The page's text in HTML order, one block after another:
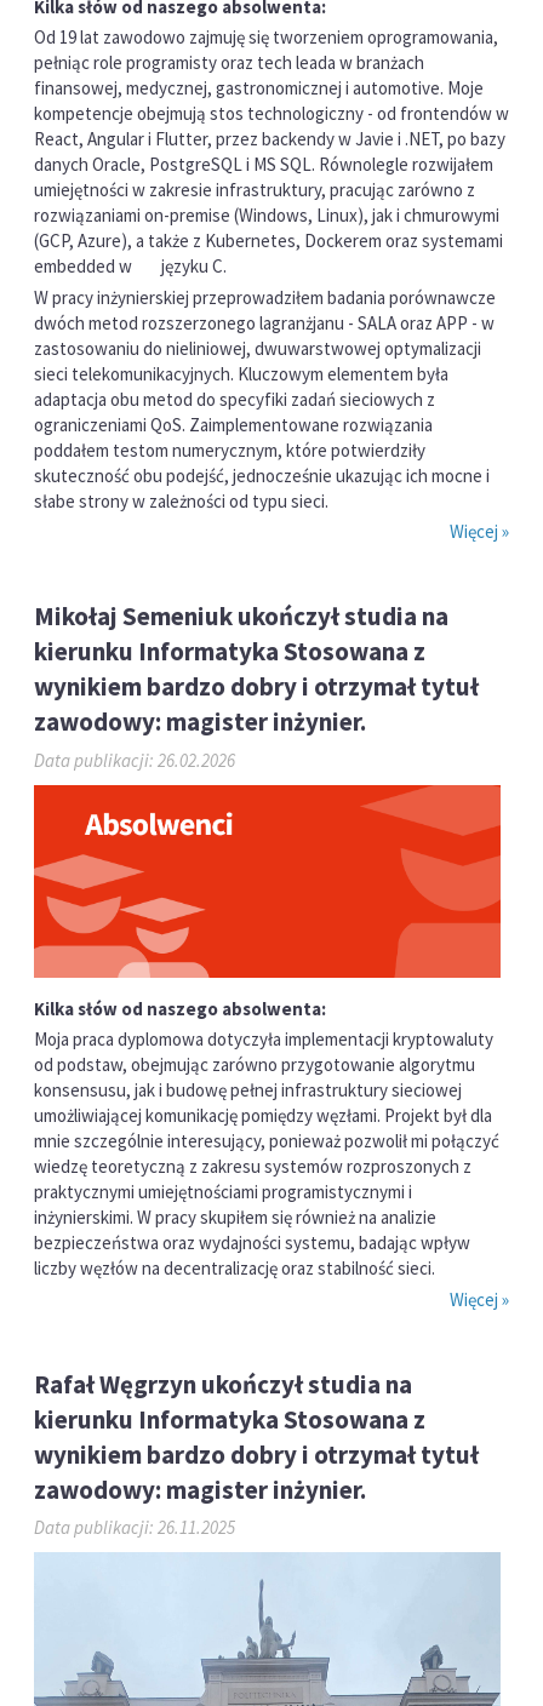
Kilka słów od naszego absolwenta:
Od 19 lat zawodowo zajmuję się tworzeniem oprogramowania,
pełniąc role programisty oraz tech leada w branżach
finansowej, medycznej, gastronomicznej i automotive. Moje
kompetencje obejmują stos technologiczny - od frontendów w
React, Angular i Flutter, przez backendy w Javie i .NET, po bazy
danych Oracle, PostgreSQL i MS SQL. Równolegle rozwijałem
umiejętności w zakresie infrastruktury, pracując zarówno z
rozwiązaniami on-premise (Windows, Linux), jak i chmurowymi
(GCP, Azure), a także z Kubernetes, Dockerem oraz systemami
embedded w języku C.
W pracy inżynierskiej przeprowadziłem badania porównawcze
dwóch metod rozszerzonego lagranżjanu - SALA oraz APP - w
zastosowaniu do nieliniowej, dwuwarstwowej optymalizacji
sieci telekomunikacyjnych. Kluczowym elementem była
adaptacja obu metod do specyfiki zadań sieciowych z
ograniczeniami QoS. Zaimplementowane rozwiązania
poddałem testom numerycznym, które potwierdziły
skuteczność obu podejść, jednocześnie ukazując ich mocne i
słabe strony w zależności od typu sieci.
Więcej »
Mikołaj Semeniuk ukończył studia na
kierunku Informatyka Stosowana z
wynikiem bardzo dobry i otrzymał tytuł
zawodowy: magister inżynier.
Data publikacji: 26.02.2026
Kilka słów od naszego absolwenta:
Moja praca dyplomowa dotyczyła implementacji kryptowaluty
od podstaw, obejmując zarówno przygotowanie algorytmu
konsensusu, jak i budowę pełnej infrastruktury sieciowej
umożliwiającej komunikację pomiędzy węzłami. Projekt był dla
mnie szczególnie interesujący, ponieważ pozwolił mi połączyć
wiedzę teoretyczną z zakresu systemów rozproszonych z
praktycznymi umiejętnościami programistycznymi i
inżynierskimi. W pracy skupiłem się również na analizie
bezpieczeństwa oraz wydajności systemu, badając wpływ
liczby węzłów na decentralizację oraz stabilność sieci.
Więcej »
Rafał Węgrzyn ukończył studia na
kierunku Informatyka Stosowana z
wynikiem bardzo dobry i otrzymał tytuł
zawodowy: magister inżynier.
Data publikacji: 26.11.2025